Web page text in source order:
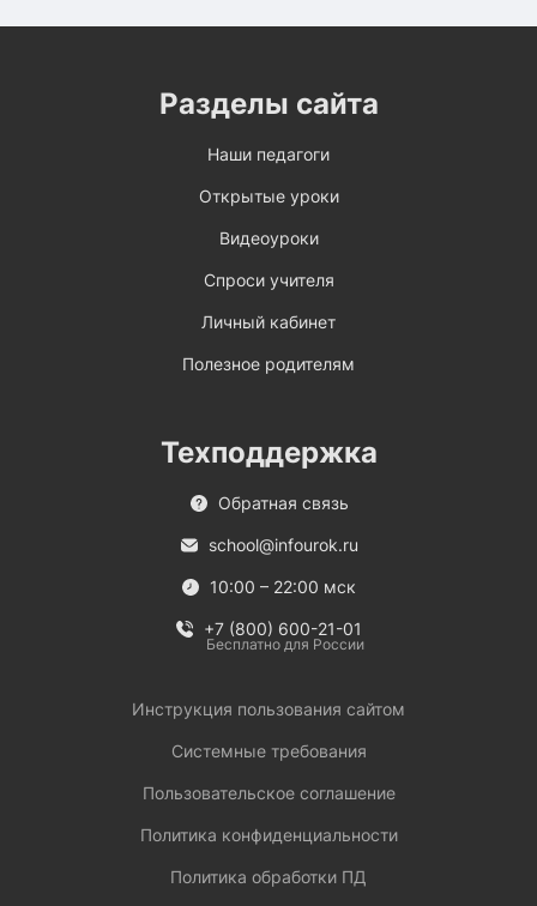
Разделы сайта
Наши педагоги
Открытые уроки
Видеоуроки
Спроси учителя
Личный кабинет
Полезное родителям
Техподдержка
Обратная связь
school@infourok.ru
10:00 – 22:00 мск
+7 (800) 600-21-01
Бесплатно для России
Инструкция пользования сайтом
Системные требования
Пользовательское соглашение
Политика конфиденциальности
Политика обработки ПД